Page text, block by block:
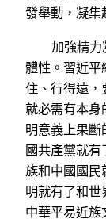
發舉動，凝集
加強精力
體性。習近平
住、行得遠，
就必需有本身
明意義上果斷
國共產黨就
族和中國國民
明就有了和世
中華平易近族